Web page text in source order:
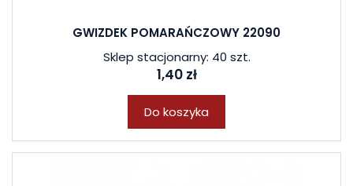
GWIZDEK POMARAŃCZOWY 22090
Sklep stacjonarny: 40 szt.
1,40 zł
Do koszyka